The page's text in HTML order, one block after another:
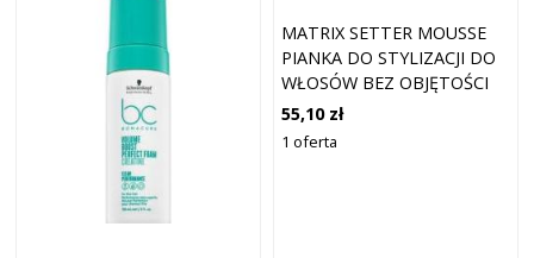
MATRIX SETTER MOUSSE
PIANKA DO STYLIZACJI DO
WŁOSÓW BEZ OBJĘTOŚCI
232 G
55,10 zł
1 oferta